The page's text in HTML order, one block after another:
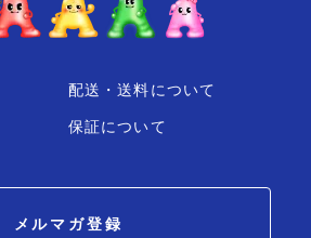
配送・送料について
保証について
メルマガ登録